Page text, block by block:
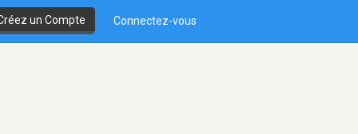
un Compte Connectez-vous